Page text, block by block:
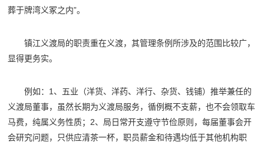
葬于牌湾义冢之内”。
镇江义渡局的职责重在义渡，其管理条例所涉及的范围比较广，
显得更务实。
例如：1、五业（洋货、洋药、洋行、杂货、钱铺）推举兼任的
义渡局董事，虽然长期为义渡局服务，循例概不支薪，也不会领取车
马费，纯属义务性质；2、局日常开支遵守节俭原则，每届董事会开
会研究问题，只供应清茶一杯，职员薪金和待遇均低于其他机构职